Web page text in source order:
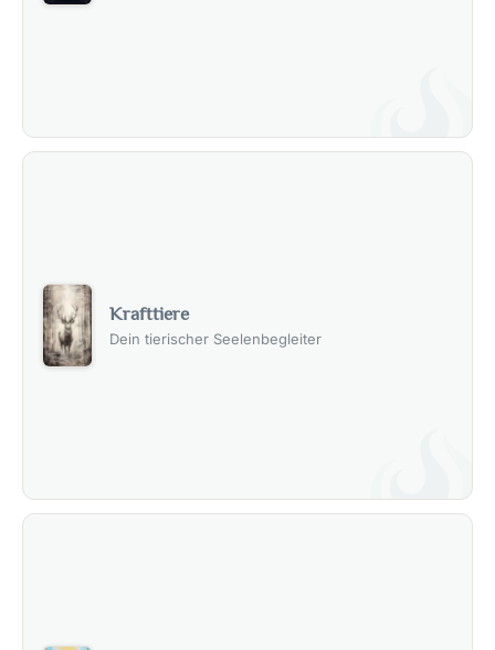
Krafttiere
Dein tierischer Seelenbegleiter